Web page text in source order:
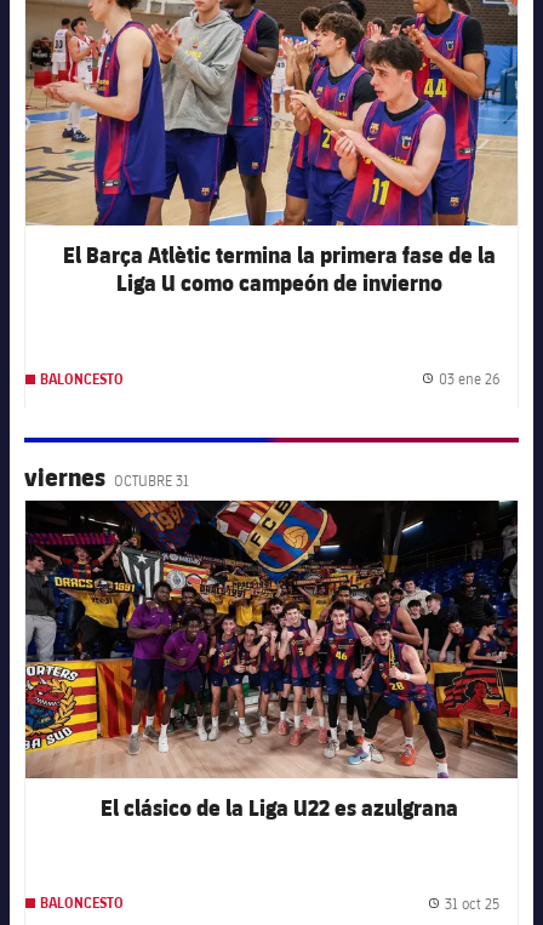
El Barça Atlètic termina la primera fase de la
Liga U como campeón de invierno
BALONCESTO Fecha
03 ene 26
viernes OCTUBRE 31
FC Barcelona club badge
El clásico de la Liga U22 es azulgrana
BALONCESTO Fecha
31 oct 25